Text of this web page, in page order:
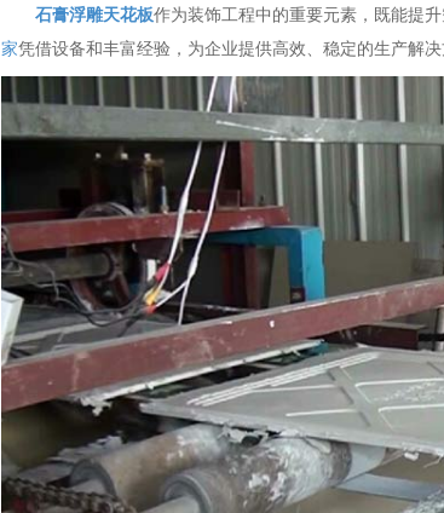
石膏浮雕天花板作为装饰工程中的重要元素，既能提
家凭借设备和丰富经验，为企业提供高效、稳定的生产解